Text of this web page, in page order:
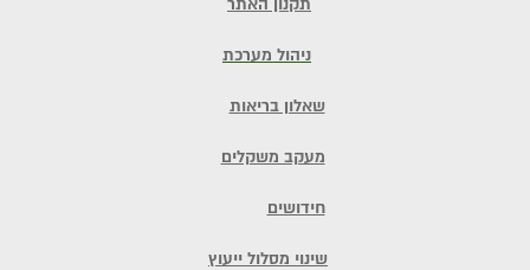
תקנון האתר
ניהול מערכת
שאלון בריאות
מעקב משקלים
חידושים
שינוי מסלול ייעוץ